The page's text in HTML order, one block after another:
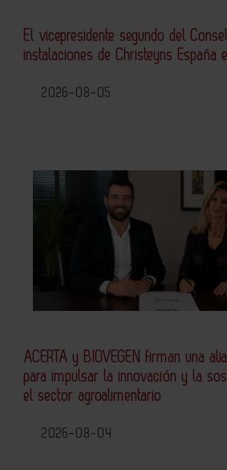
El vicepresidente segundo del
instalaciones de Christeyns España
2026-08-05
ACERTA y BIOVEGEN firman una
para impulsar la innovación y la
el sector agroalimentario
2026-08-04